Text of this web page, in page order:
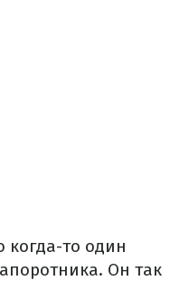
когда-то один
Он так